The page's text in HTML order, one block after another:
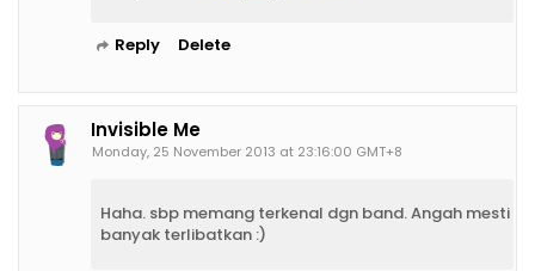
Reply Delete
Invisible Me
Monday, 25 November 2013 at 23:16:00 GMT+8
Haha. sbp memang terkenal dgn band. Angah mesti
banyak terlibatkan :)